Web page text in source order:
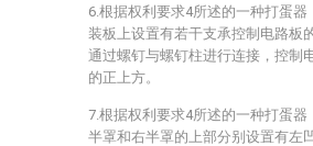
6.根据权利要求4所述的一种打蛋
装板上设置有若干支承控制电路板
通过螺钉与螺钉柱进行连接，控制
的正上方。
7.根据权利要求4所述的一种打蛋
半罩和右半罩的上部分别设置有左